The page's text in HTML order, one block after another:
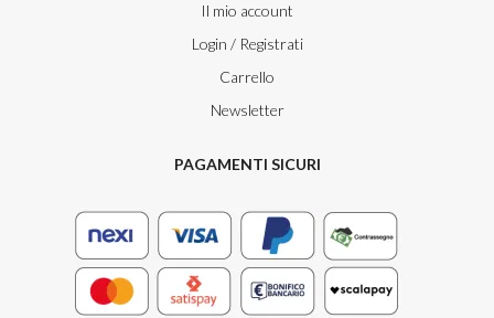
Il mio account
Login / Registrati
Carrello
Newsletter
PAGAMENTI SICURI